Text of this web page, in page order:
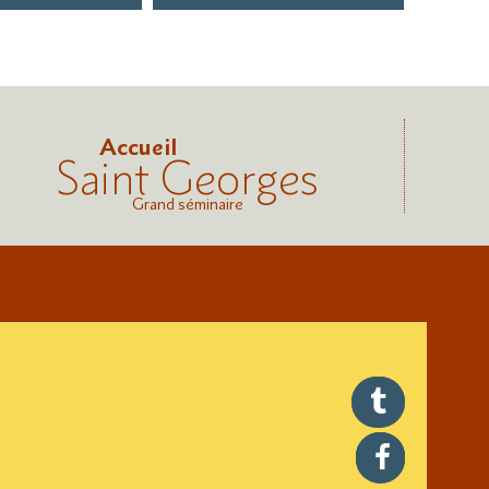
Accueil
Saint Georges
Grand séminaire
twitter
facebook